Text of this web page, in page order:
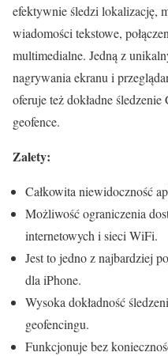
efektywnie śledzi lokalizację,
wiadomości tekstowe,
multimedialne. Jedną z
nagrywania ekranu i
oferuje też dokładne
geofence.
Zalety:
Całkowita niewidoczność
Możliwość ograniczenia
internetowych i sieci WiFi.
Jest to jedno z najbardziej
dla iPhone.
Wysoka dokładność
geofencingu.
Funkcjonuje bez